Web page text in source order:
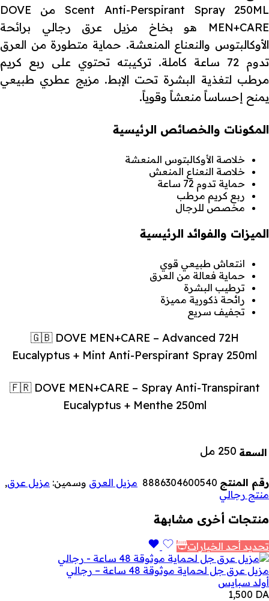
Scent Anti-Perspirant Spray 250ML من DOVE
MEN+CARE هو بخاخ مزيل عرق رجالي برائحة
الأوكالبتوس والنعناع المنعشة. حماية متطورة من العرق
تدوم 72 ساعة كاملة. تركيبته تحتوي على ربع كريم
مرطب لتغذية البشرة تحت الإبط. مزيج عطري طبيعي
يمنح إحساساً منعشاً وقوياً.
المكونات والخصائص الرئيسية
خلاصة الأوكالبتوس المنعشة
خلاصة النعناع المنعش
حماية تدوم 72 ساعة
ربع كريم مرطب
مخصص للرجال
الميزات والفوائد الرئيسية
انتعاش طبيعي قوي
حماية فعالة من العرق
ترطيب البشرة
رائحة ذكورية مميزة
تجفيف سريع
🇬🇧 DOVE MEN+CARE – Advanced 72H
Eucalyptus + Mint Anti-Perspirant Spray 250ml
🇫🇷 DOVE MEN+CARE – Spray Anti-Transpirant
Eucalyptus + Menthe 250ml
السعة 250 مل
رقم المنتج 8886304600540 مزيل العرق وسمين: مزيل عرق,
منتج رجالي
منتجات أخرى مشابهة
تحديد أحد الخيارات
مزيل عرق جل لحماية موثوقة 48 ساعة – رجالي
أولد سبايس
1,500 DA